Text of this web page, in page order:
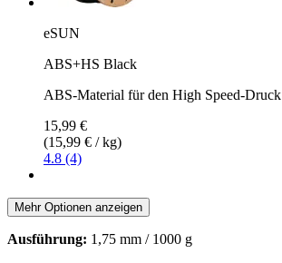
eSUN
ABS+HS Black
ABS-Material für den High Speed-Druck
15,99 €
(15,99 € / kg)
4.8 (4)
Mehr Optionen anzeigen
Ausführung: 1,75 mm / 1000 g